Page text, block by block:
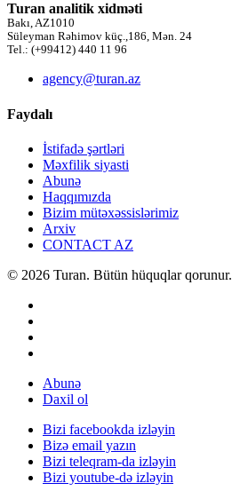
Turan analitik xidməti
Bakı, AZ1010
Süleyman Rəhimov küç.,186, Mən. 24
Tel.: (+99412) 440 11 96
agency@turan.az
Faydalı
İstifadə şərtləri
Məxfilik siyasti
Abunə
Haqqımızda
Bizim mütəxəssislərimiz
Arxiv
CONTACT AZ
© 2026 Turan. Bütün hüquqlar qorunur.
Abunə
Daxil ol
Bizi facebookda izləyin
Bizə email yazın
Bizi teleqram-da izləyin
Bizi youtube-də izləyin